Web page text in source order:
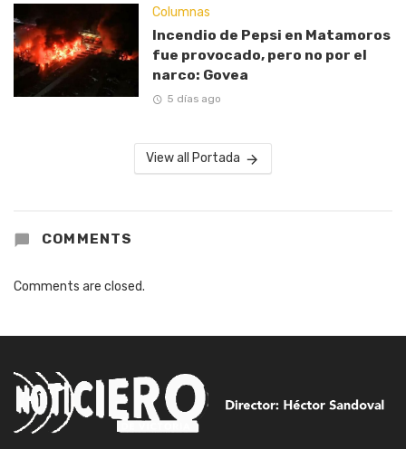
Columnas
Incendio de Pepsi en Matamoros
fue provocado, pero no por el
narco: Govea
5 días ago
View all Portada
COMMENTS
Comments are closed.